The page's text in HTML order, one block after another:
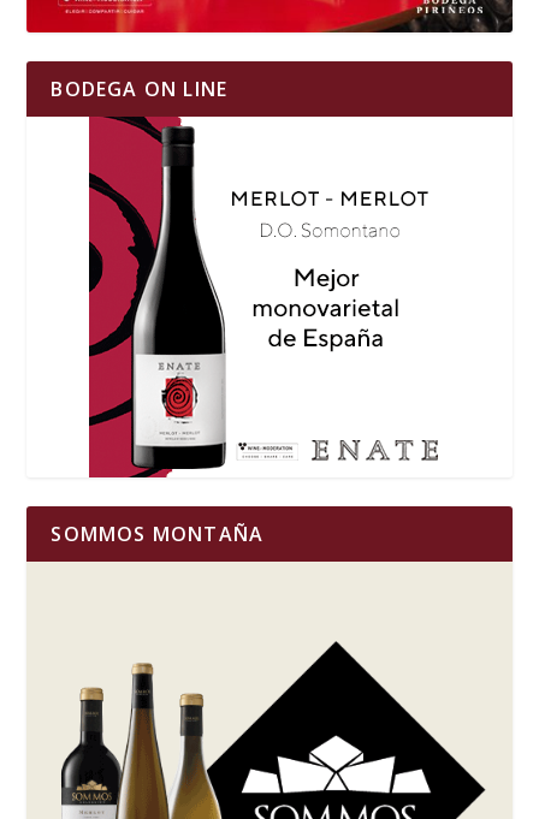
BODEGA ON LINE
SOMMOS MONTAÑA